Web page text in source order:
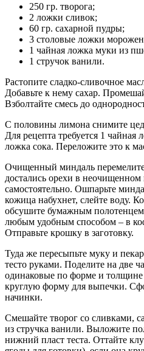
250 гр. творога;
2 ложки сливок;
60 гр. сахарной пудры;
3 столовые ложки
1 чайная ложка муки из
1 стручок ванили.
Растопите сладко-сливочное
Добавьте к нему сахар.
Взболтайте смесь до
С половины лимона снимите
Для рецепта требуется 1 чайная
ложка сока. Переложите это к
Очищенный миндаль
достались орехи в неочищенном
самостоятельно. Ошпарьте
кожица набухнет, слейте воду.
обсушите бумажным
любым удобным способом – в
Отправьте крошку в заготовку.
Туда же пересыпьте муку и
тесто руками. Поделите на две
одинаковые по форме и
круглую форму для выпечки.
начинки.
Смешайте творог со сливками,
из стручка ванили. Выложите
нижний пласт теста. Оттайте